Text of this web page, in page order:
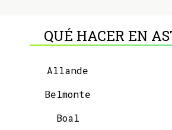
QUÉ HACER EN
Allande
Belmonte
Boal